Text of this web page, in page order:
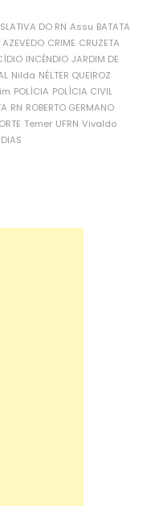
DO RN Assu BATATA
AZEVEDO CRIME CRUZETA
INCÊNDIO JARDIM DE
Nilda NÉLTER QUEIROZ
POLÍCIA POLÍCIA CIVIL
RN ROBERTO GERMANO
Temer UFRN Vivaldo